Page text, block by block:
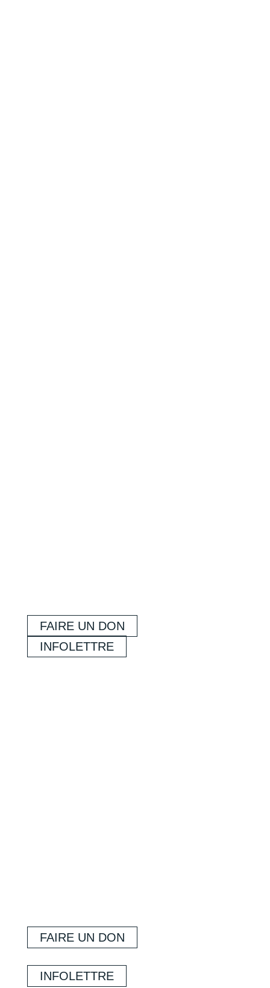
FAIRE UN DON
INFOLETTRE
FAIRE UN DON
INFOLETTRE